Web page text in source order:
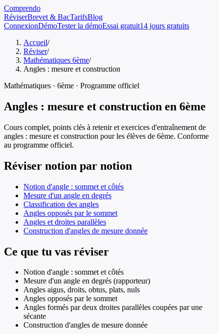
Comprendo
RéviserBrevet & BacTarifsBlog
ConnexionDémoTester la démoEssai gratuit14 jours gratuits
Accueil/
Réviser/
Mathématiques 6ème/
Angles : mesure et construction
Mathématiques · 6ème · Programme officiel
Angles : mesure et construction en 6ème
Cours complet, points clés à retenir et exercices d'entraînement de
angles : mesure et construction pour les élèves de 6ème. Conforme
au programme officiel.
Réviser notion par notion
Notion d'angle : sommet et côtés
Mesure d'un angle en degrés
Classification des angles
Angles opposés par le sommet
Angles et droites parallèles
Construction d'angles de mesure donnée
Ce que tu vas réviser
Notion d'angle : sommet et côtés
Mesure d'un angle en degrés (rapporteur)
Angles aigus, droits, obtus, plats, nuls
Angles opposés par le sommet
Angles formés par deux droites parallèles coupées par une
sécante
Construction d'angles de mesure donnée